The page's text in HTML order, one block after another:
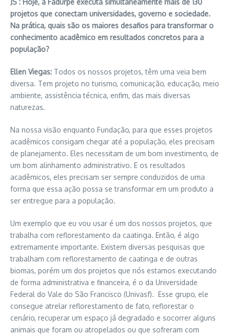
projetos que conectam universidades, governo e sociedade.
Na prática, quais são os maiores desafios para transformar o
conhecimento acadêmico em resultados concretos para a
população?
Ellen Viegas: Todos os nossos projetos, têm uma veia bem
diversa. Tem projeto no turismo, comunicação, educação, meio
ambiente, assistência técnica, enfim, das mais diversas
naturezas.
Na nossa visão enquanto Fundação, para que esses projetos
acadêmicos consigam chegar até a população, eles precisam
de planejamento. Eles necessitam de um bom investimento, de
um bom alinhamento administrativo. E os resultados
acadêmicos, eles precisam ser sempre conduzidos de uma
forma que essa ação possa se transformar em um produto a
ser entregue para a população.
Um exemplo que eu vou usar é um dos nossos projetos, que
trabalha com reflorestamento da caatinga. Então, é algo
extremamente importante. Existem diversas pesquisas que
trabalham com reflorestamento de caatinga e de outras
biomas, porém um dos projetos que nós estamos executando
de forma administrativa e financeira, é o da Universidade
Federal do Vale do São Francisco (Univasf). Esse grupo, ele
consegue atrelar reflorestamento de fato, reflorestar o
cenário, recuperar um espaço já degradado e socorrer alguns
animais que foram ou atropelados ou que sofreram com